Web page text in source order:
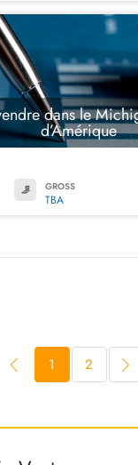
dans le
d’Amérique
GROSS
TBA
1 2